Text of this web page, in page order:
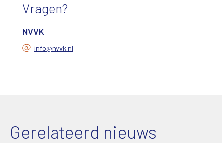
Vragen?
NVVK
info@nvvk.nl
Gerelateerd nieuws